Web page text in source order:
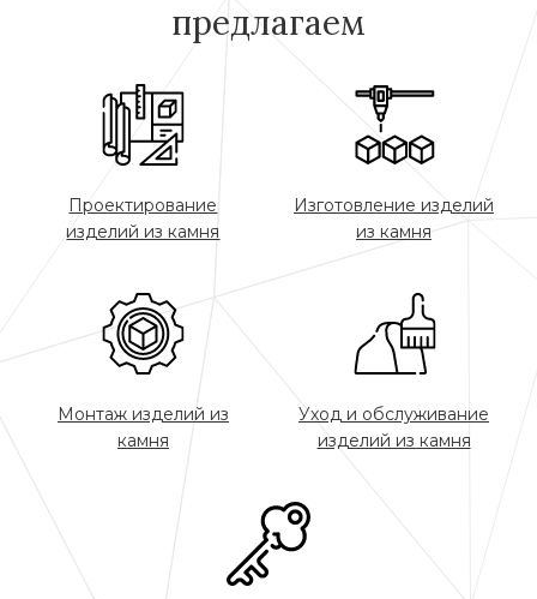
предлагаем
Проектирование
изделий из камня
Изготовление изделий
из камня
Монтаж изделий из
камня
Уход и обслуживание
изделий из камня